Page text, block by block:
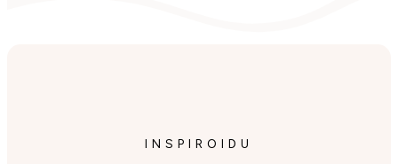
INSPIROIDU